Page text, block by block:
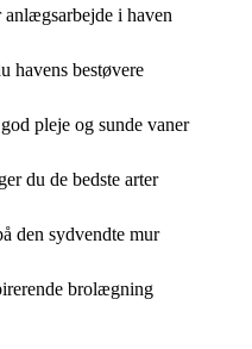
anlægsarbejde i haven
havens bestøvere
pleje og sunde vaner
du de bedste arter
den sydvendte mur
brolægning